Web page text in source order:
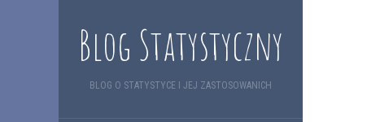
Blog Statystyczny
BLOG O STATYSTYCE I JEJ ZASTOSOWANICH